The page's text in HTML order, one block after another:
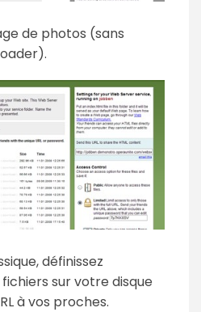
de photos (sans
définissez
sur votre disque
à vos proches.